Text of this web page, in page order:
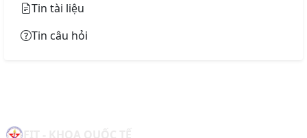
Tin tài liệu
Tin câu hỏi